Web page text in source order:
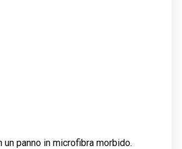
un panno in microfibra morbido.